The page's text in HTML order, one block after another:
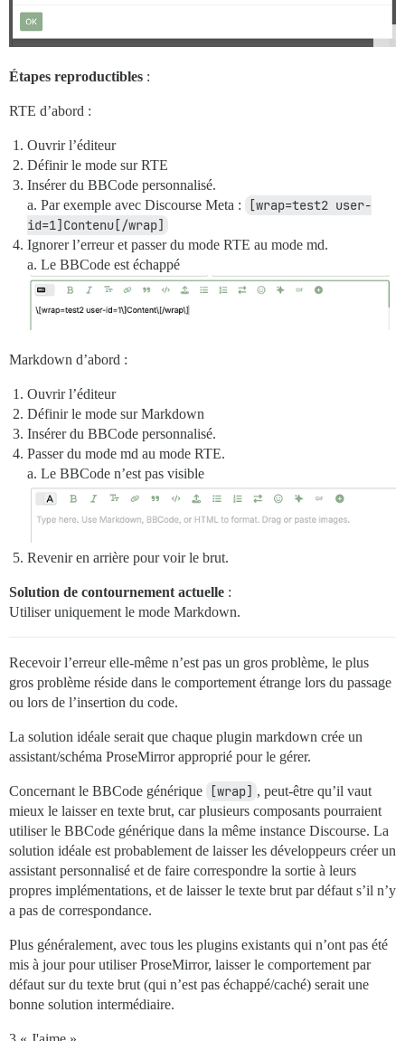
Étapes reproductibles :
RTE d’abord :
Ouvrir l’éditeur
Définir le mode sur RTE
Insérer du BBCode personnalisé.
a. Par exemple avec Discourse Meta :
[wrap=test2 user-
id=1]Contenu[/wrap]
Ignorer l’erreur et passer du mode RTE au mode md.
a. Le BBCode est échappé
Markdown d’abord :
Ouvrir l’éditeur
Définir le mode sur Markdown
Insérer du BBCode personnalisé.
Passer du mode md au mode RTE.
a. Le BBCode n’est pas visible
Revenir en arrière pour voir le brut.
Solution de contournement actuelle :
Utiliser uniquement le mode Markdown.
Recevoir l’erreur elle-même n’est pas un gros problème, le plus
gros problème réside dans le comportement étrange lors du passage
ou lors de l’insertion du code.
La solution idéale serait que chaque plugin markdown crée un
assistant/schéma ProseMirror approprié pour le gérer.
Concernant le BBCode générique [wrap] , peut-être qu’il vaut
mieux le laisser en texte brut, car plusieurs composants pourraient
utiliser le BBCode générique dans la même instance Discourse. La
solution idéale est probablement de laisser les développeurs créer un
assistant personnalisé et de faire correspondre la sortie à leurs
propres implémentations, et de laisser le texte brut par défaut s’il n’y
a pas de correspondance.
Plus généralement, avec tous les plugins existants qui n’ont pas été
mis à jour pour utiliser ProseMirror, laisser le comportement par
défaut sur du texte brut (qui n’est pas échappé/caché) serait une
bonne solution intermédiaire.